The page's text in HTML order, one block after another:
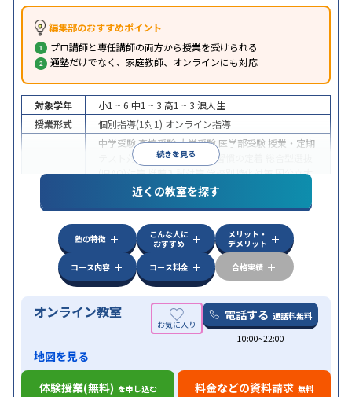
編集部のおすすめポイント
プロ講師と専任講師の両方から授業を受けられる
通塾だけでなく、家庭教師、オンラインにも対応
続きを見る
対象学年 小1 ~ 6 中1 ~ 3 高1 ~ 3 浪人生
授業形式
個別指導(1対1) オンライン指導
中学受験高校受験大学受験 医学部受験 授業・定期
テスト対策
内申点対策 学習習慣の定着
(旧AO)対策推薦入試対策学校別特化対策国公立大
私大対策共通テスト対策
英語・英会話特化
特徴
中高一貫校生に対応授業の振替可能 不登校生に対
オンライン対応 1科目から受講可能季節講習の
みの受講可
自習室あり
近くの教室を探す
塾の特徴
こんな人に
おすすめ
メリット・
デメリット
コース内容
コース料金 合格実績
オンライン教室 電話する 通話料無料
10:00~22:00
地図を見る
体験授業(無料) を申し込む 料金などの資料請求 無料